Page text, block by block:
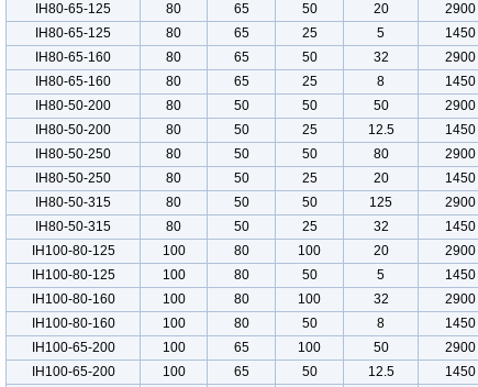
IH80-65-125
80 65 50 20 2900
IH80-65-125
80 65 25 5 1450
IH80-65-160
80 65 50 32 2900
IH80-65-160
80 65 25 8 1450
IH80-50-200
80 50 50 50 2900
IH80-50-200
80 50 25 12.5 1450
IH80-50-250
80 50 50 80 2900
IH80-50-250
80 50 25 20 1450
IH80-50-315
80 50 50 125 2900
IH80-50-315
80 50 25 32 1450
IH100-80-125
100 80 100 20 2900
IH100-80-125
100 80 50 5 1450
IH100-80-160
100 80 100 32 2900
IH100-80-160
100 80 50 8 1450
IH100-65-200
100 65 100 50 2900
IH100-65-200
100 65 50 12.5 1450